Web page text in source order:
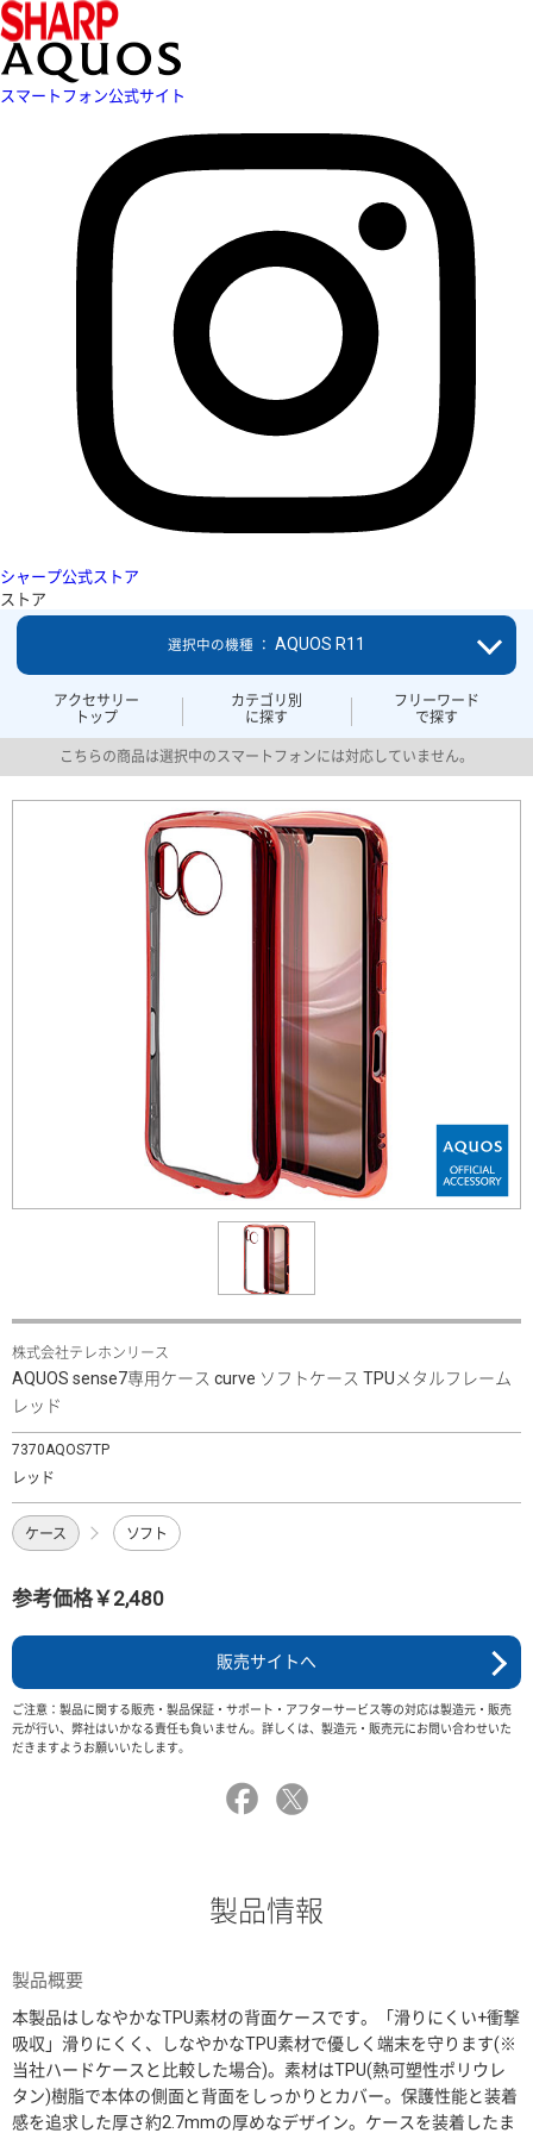
スマートフォン公式サイト
シャープ公式ストア
ストア
アクセサリー
トップ
カテゴリ別
に探す
フリーワード
で探す
選択中の機種 ： AQUOS R11
こちらの商品は選択中のスマートフォンには対応していません。
株式会社テレホンリース
AQUOS sense7専用ケース curve ソフトケース TPUメタルフレーム
レッド
7370AQOS7TP
レッド
ケース ソフト
参考価格￥2,480
販売サイトへ
ご注意：製品に関する販売・製品保証・サポート・アフターサービス等の対応は製造元・販売
元が行い、弊社はいかなる責任も負いません。詳しくは、製造元・販売元にお問い合わせいた
だきますようお願いいたします。
製品情報
製品概要
本製品はしなやかなTPU素材の背面ケースです。「滑りにくい+衝撃
吸収」滑りにくく、しなやかなTPU素材で優しく端末を守ります(※
当社ハードケースと比較した場合)。素材はTPU(熱可塑性ポリウレ
タン)樹脂で本体の側面と背面をしっかりとカバー。保護性能と装着
感を追求した厚さ約2.7mmの厚めなデザイン。ケースを装着したま